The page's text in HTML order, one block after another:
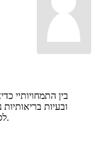
בין התמחויותיי
ובעיות
לסוגיה, תזונה נשית במעגל החיים והדרכת קבוצות.